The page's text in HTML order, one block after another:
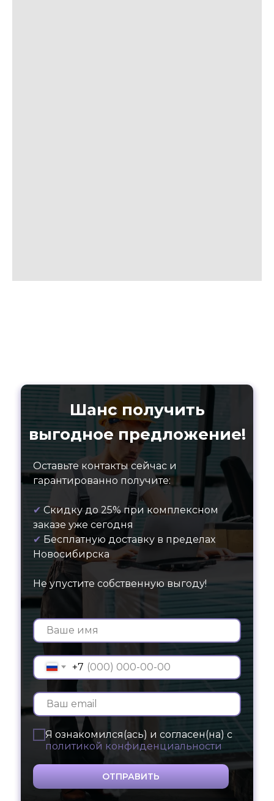
Шанс получить
выгодное предложение!
Оставьте контакты сейчас и
гарантированно получите:
✔ Скидку до 25% при комплексном
заказе уже сегодня
✔ Бесплатную доставку в пределах
Новосибирска
Не упустите собственную выгоду!
+7
Я ознакомился(ась) и согласен(на) с
политикой конфиденциальности
ОТПРАВИТЬ